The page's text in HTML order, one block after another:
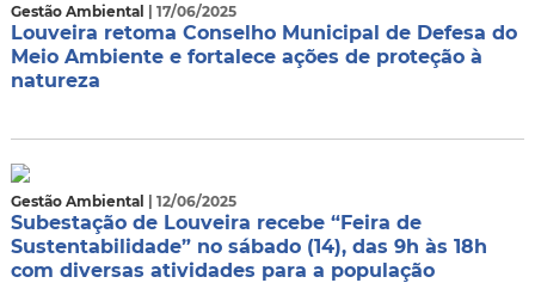
Gestão Ambiental | 17/06/2025
Louveira retoma Conselho Municipal de Defesa do
Meio Ambiente e fortalece ações de proteção à
natureza
Gestão Ambiental | 12/06/2025
Subestação de Louveira recebe “Feira de
Sustentabilidade” no sábado (14), das 9h às 18h
com diversas atividades para a população